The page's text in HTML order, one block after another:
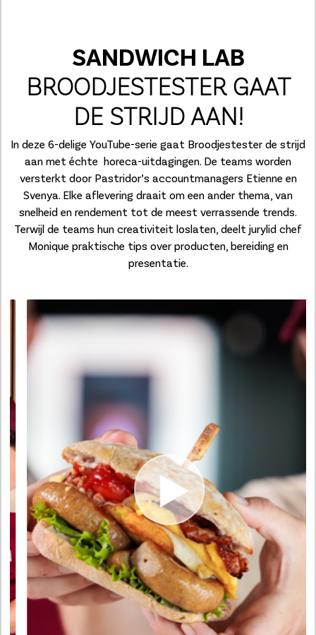
SANDWICH LAB
BROODJESTESTER GAAT
DE STRIJD AAN!
In deze 6-delige YouTube-serie gaat Broodjestester de strijd
aan met échte horeca-uitdagingen. De teams worden
versterkt door Pastridor’s accountmanagers Etienne en
Svenya. Elke aflevering draait om een ander thema, van
snelheid en rendement tot de meest verrassende trends.
Terwijl de teams hun creativiteit loslaten, deelt jurylid chef
Monique praktische tips over producten, bereiding en
presentatie.